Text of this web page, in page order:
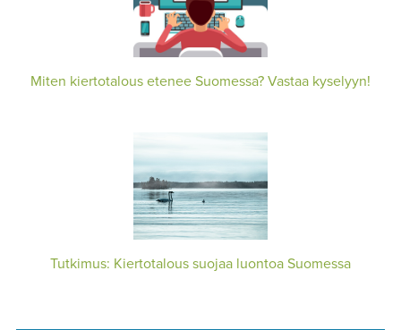
Miten kiertotalous etenee Suomessa? Vastaa kyselyyn!
Tutkimus: Kiertotalous suojaa luontoa Suomessa